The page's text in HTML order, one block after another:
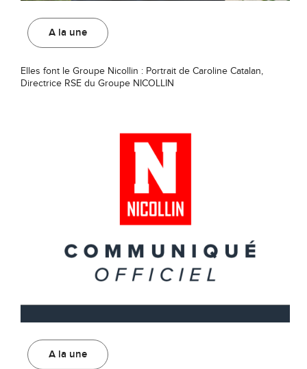
A la une
Elles font le Groupe Nicollin : Portrait de Caroline Catalan,
Directrice RSE du Groupe NICOLLIN
A la une